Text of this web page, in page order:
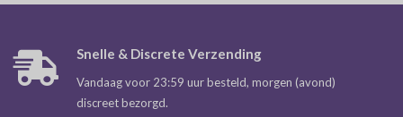
Snelle & Discrete Verzending
Vandaag voor 23:59 uur besteld, morgen (avond)
discreet bezorgd.